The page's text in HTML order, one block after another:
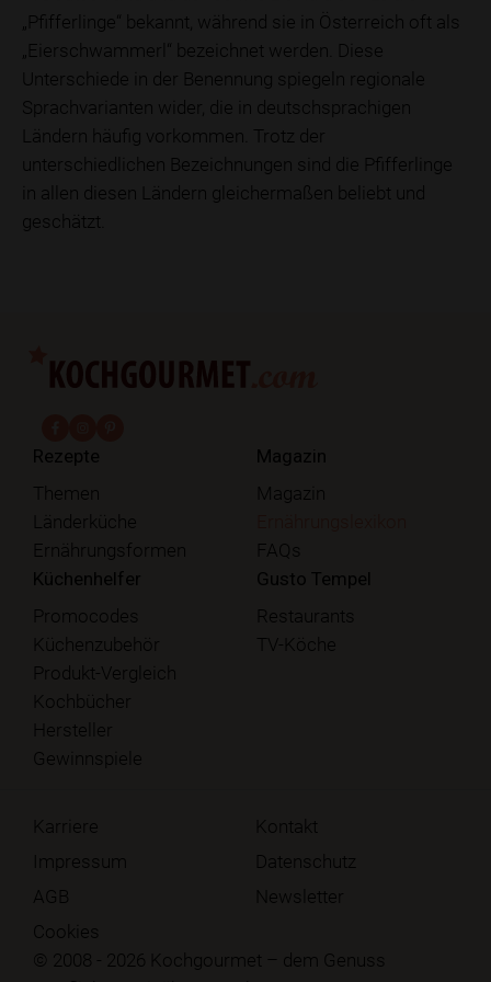
„Pfifferlinge“ bekannt, während sie in Österreich oft als
„Eierschwammerl“ bezeichnet werden. Diese
Unterschiede in der Benennung spiegeln regionale
Sprachvarianten wider, die in deutschsprachigen
Ländern häufig vorkommen. Trotz der
unterschiedlichen Bezeichnungen sind die Pfifferlinge
in allen diesen Ländern gleichermaßen beliebt und
geschätzt.
Rezepte
Themen
Länderküche
Ernährungsformen
Magazin
Magazin
FAQs
Küchenhelfer
Promocodes
Küchenzubehör
Produkt-Vergleich
Kochbücher
Hersteller
Gewinnspiele
Gusto Tempel
Restaurants
TV-Köche
© 2008 - 2026 Kochgourmet – dem Genuss
Karriere
Kontakt
Impressum
Datenschutz
AGB
Newsletter
Cookies